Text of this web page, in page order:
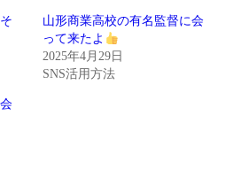
山形商業高校の有名監督に会
って来たよ
2025年4月29日
SNS活用方法